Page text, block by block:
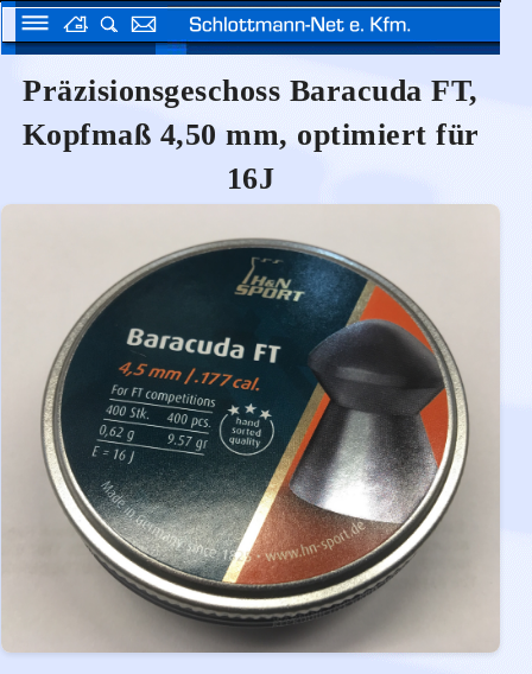
Präzisionsgeschoss Baracuda FT,
Kopfmaß 4,50 mm, optimiert für
16J